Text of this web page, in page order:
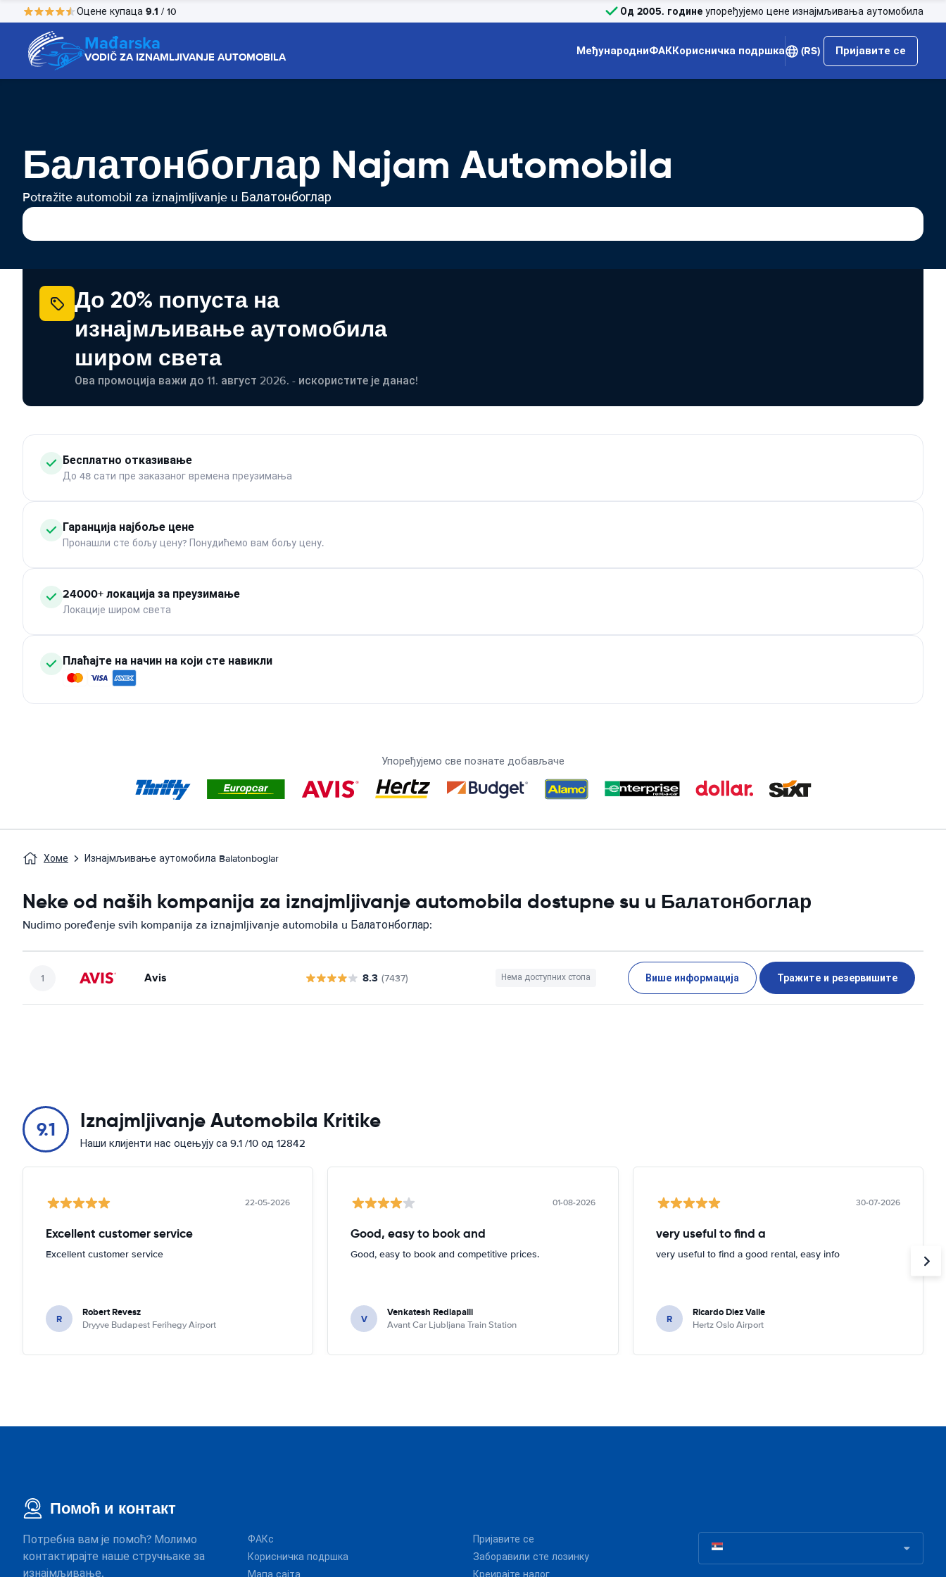
Оцене купаца 9.1 / 10 Од 2005. године упоређујемо цене изнајмљивања аутомобила
Mađarska
VODIČ ZA IZNAMLJIVANJE AUTOMOBILA МеђународниФАККорисничка подршка (RS) Пријавите се
Балатонбоглар Najam Automobila
Potražite automobil za iznajmljivanje u Балатонбоглар
До 20% попуста на
изнајмљивање аутомобила
широм света
Ова промоција важи до 11. август 2026. - искористите је данас!
Бесплатно отказивање
До 48 сати пре заказаног времена преузимања
Гаранција најбоље цене
Пронашли сте бољу цену? Понудићемо вам бољу цену.
24000+ локација за преузимање
Локације широм света
Плаћајте на начин на који сте навикли
Упоређујемо све познате добављаче
Хоме Изнајмљивање аутомобила Balatonboglar
Neke od naših kompanija za iznajmljivanje automobila dostupne su u Балатонбоглар
Nudimo poređenje svih kompanija za iznajmljivanje automobila u Балатонбоглар:
Avis 8.3 (7437) Нема доступних стопа Више информација Тражите и резервишите
9.1 Iznajmljivanje Automobila Kritike
Наши клијенти нас оцењују са 9.1 /10 од 12842
22-05-2026
Excellent customer service
Excellent customer service
R Robert Revesz
Dryyve Budapest Ferihegy Airport
01-08-2026
Good, easy to book and
Good, easy to book and competitive prices.
V Venkatesh Redlapalli
Avant Car Ljubljana Train Station
30-07-2026
very useful to find a
very useful to find a good rental, easy info
R Ricardo Diez Valle
Hertz Oslo Airport
Помоћ и контакт
Потребна вам је помоћ? Молимо
контактирајте наше стручњаке за
изнајмљивање.
ФАКс
Корисничка подршка
Мапа сајта
Пријавите се
Заборавили сте лозинку
Креирајте налог